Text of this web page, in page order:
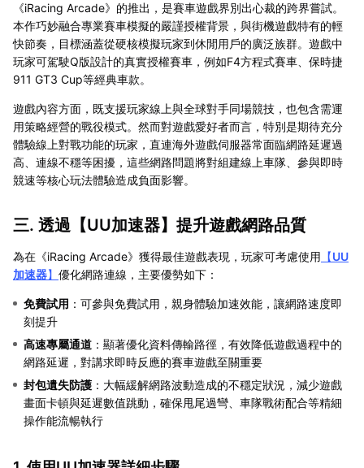
《iRacing Arcade》的推出，是賽車遊戲界別出心裁的跨界嘗試。
本作巧妙融合專業賽車模擬的嚴謹授權背景，與街機遊戲特有的輕
快節奏，目標涵蓋從硬核模擬玩家到休閒用戶的廣泛族群。遊戲中
玩家可駕駛Q版設計的真實授權賽車，例如F4方程式賽車、保時捷
911 GT3 Cup等經典車款。
遊戲內容方面，既支援玩家線上與全球對手同場競技，也包含需運
用策略經營的戰役模式。然而對遊戲愛好者而言，特別是期待充分
體驗線上對戰功能的玩家，直連海外遊戲伺服器常面臨網路延遲過
高、連線不穩等困擾，這些網路問題將對組建線上車隊、參與即時
競速等核心玩法體驗造成負面影響。
三. 透過【UU加速器】提升遊戲網路品質
為在《iRacing Arcade》獲得最佳遊戲表現，玩家可考慮使用 【UU
加速器】 優化網路連線，主要優勢如下：
免費試用 ：可參與免費試用，親身體驗加速效能，讓網路速度即
刻提升
高速專屬通道 ：顯著優化資料傳輸路徑，有效降低遊戲過程中的
網路延遲，對講求即時反應的賽車遊戲至關重要
封包遺失防護 ：大幅緩解網路波動造成的不穩定狀況，減少遊戲
畫面卡頓與延遲數值跳動，確保甩尾過彎、車隊戰術配合等精細
操作能流暢執行